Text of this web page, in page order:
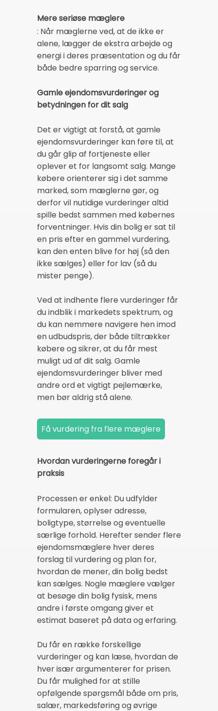
Mere seriøse mæglere
: Når mæglerne ved, at de ikke er
alene, lægger de ekstra arbejde og
energi i deres præsentation og du får
både bedre sparring og service.
Gamle ejendomsvurderinger og
betydningen for dit salg
Det er vigtigt at forstå, at gamle
ejendomsvurderinger kan føre til, at
du går glip af fortjeneste eller
oplever et for langsomt salg. Mange
købere orienterer sig i det samme
marked, som mæglerne gør, og
derfor vil nutidige vurderinger altid
spille bedst sammen med købernes
forventninger. Hvis din bolig er sat til
en pris efter en gammel vurdering,
kan den enten blive for høj (så den
ikke sælges) eller for lav (så du
mister penge).
Ved at indhente flere vurderinger får
du indblik i markedets spektrum, og
du kan nemmere navigere hen imod
en udbudspris, der både tiltrækker
købere og sikrer, at du får mest
muligt ud af dit salg. Gamle
ejendomsvurderinger bliver med
andre ord et vigtigt pejlemærke,
men bør aldrig stå alene.
Hvordan vurderingerne foregår i
praksis
Processen er enkel: Du udfylder
formularen, oplyser adresse,
boligtype, størrelse og eventuelle
særlige forhold. Herefter sender flere
ejendomsmæglere hver deres
forslag til vurdering og plan for,
hvordan de mener, din bolig bedst
kan sælges. Nogle mæglere vælger
at besøge din bolig fysisk, mens
andre i første omgang giver et
estimat baseret på data og erfaring.
Du får en række forskellige
vurderinger og kan læse, hvordan de
hver især argumenterer for prisen.
Du får mulighed for at stille
opfølgende spørgsmål både om pris,
salær, markedsføring og øvrige